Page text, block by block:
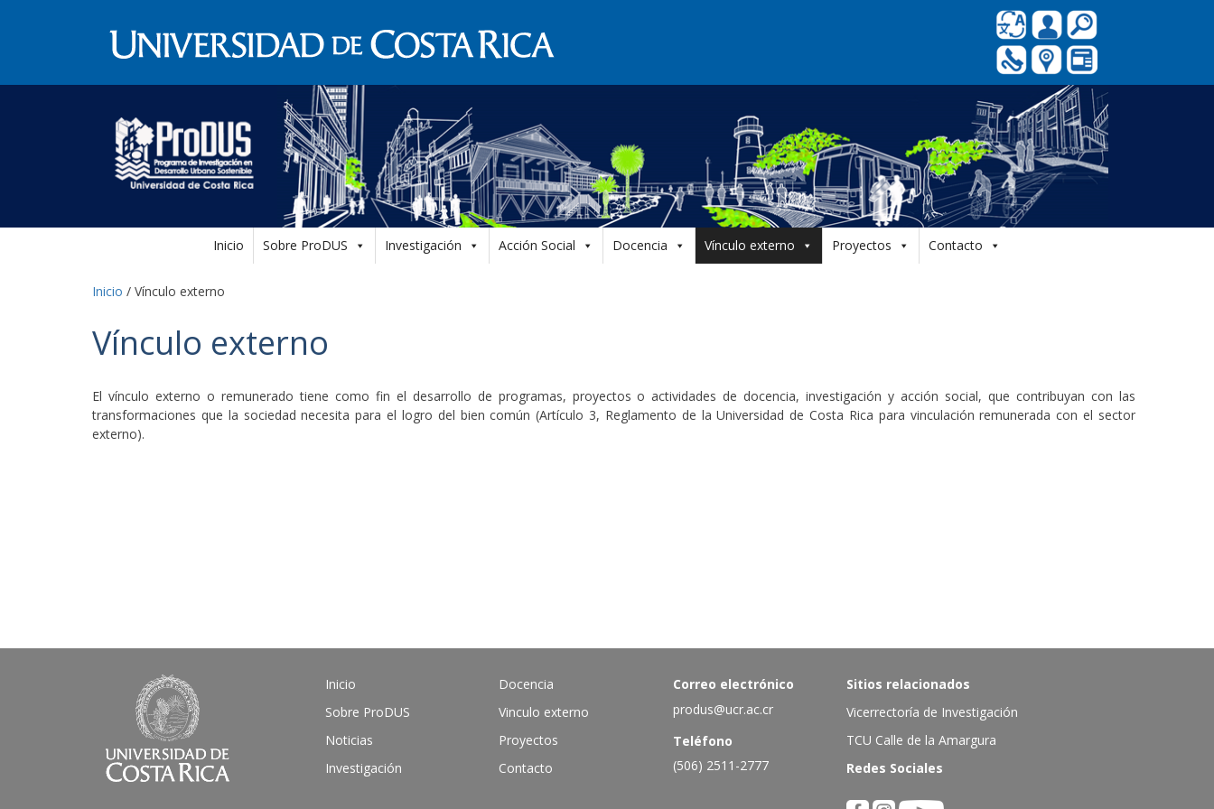
Inicio Sobre ProDUS Investigación Acción Social Docencia Vínculo externo Proyectos Contacto
Inicio / Vínculo externo
Vínculo externo
El vínculo externo o remunerado tiene como fin el desarrollo de programas, proyectos o actividades de docencia, investigación y acción social, que contribuyan con las
transformaciones que la sociedad necesita para el logro del bien común (Artículo 3, Reglamento de la Universidad de Costa Rica para vinculación remunerada con el sector
externo).
Inicio
Sobre ProDUS
Noticias
Investigación
Docencia
Vinculo externo
Proyectos
Contacto
Correo electrónico
produs@ucr.ac.cr
Teléfono
(506) 2511-2777
Sitios relacionados
Vicerrectoría de Investigación
TCU Calle de la Amargura
Redes Sociales